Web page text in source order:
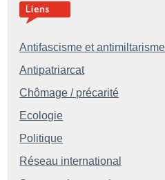
Antifascisme et antimiltarisme
Antipatriarcat
Chômage / précarité
Ecologie
Politique
Réseau international